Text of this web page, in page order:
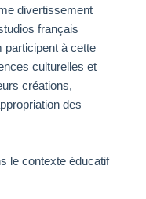
divertissement
français
participent à cette
culturelles et
créations,
des
le contexte éducatif